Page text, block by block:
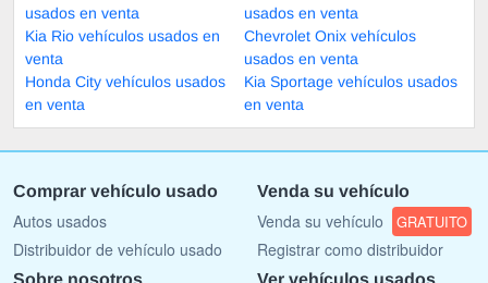
usados en venta
usados en venta
Kia Rio vehículos usados en
venta
Chevrolet Onix vehículos
usados en venta
Honda City vehículos usados
en venta
Kia Sportage vehículos usados
en venta
Comprar vehículo usado
Autos usados
Distribuidor de vehículo usado
Venda su vehículo
Venda su vehículo GRATUITO
Registrar como distribuidor
Sobre nosotros Ver vehículos usados